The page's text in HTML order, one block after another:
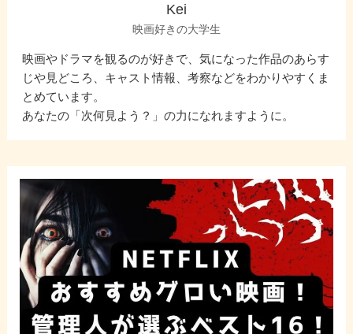
Kei
映画好きの大学生
映画やドラマを観るのが好きで、気になった作品のあらす
じや見どころ、キャスト情報、考察などをわかりやすくま
とめています。
あなたの「次何見よう？」の力になれますように。